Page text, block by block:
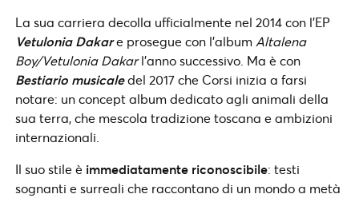
La sua carriera decolla ufficialmente nel 2014 con l’EP
Vetulonia Dakare prosegue con l’album Altalena
Boy/Vetulonia Dakarl’anno successivo. Ma è con
Bestiario musicaledel 2017 che Corsi inizia a farsi
notare: un concept album dedicato agli animali della
sua terra, che mescola tradizione toscana e ambizioni
internazionali.
Il suo stile è immediatamente riconoscibile: testi
sognanti e surreali che raccontano di un mondo a metà